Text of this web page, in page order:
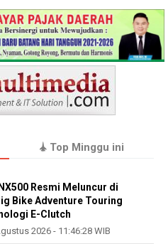
Top Minggu ini
Resmi Meluncur di
Bike Adventure Touring
E-Clutch
2026 - 11:46:28 WIB